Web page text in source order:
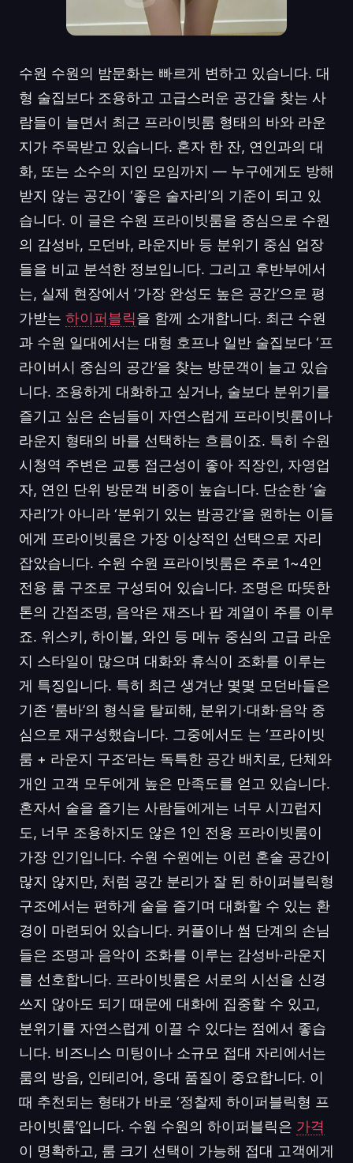
수원 수원의 밤문화는 빠르게 변하고 있습니다. 대
형 술집보다 조용하고 고급스러운 공간을 찾는 사
람들이 늘면서 최근 프라이빗룸 형태의 바와 라운
지가 주목받고 있습니다. 혼자 한 잔, 연인과의 대
화, 또는 소수의 지인 모임까지 — 누구에게도 방해
받지 않는 공간이 ‘좋은 술자리’의 기준이 되고 있
습니다. 이 글은 수원 프라이빗룸을 중심으로 수원
의 감성바, 모던바, 라운지바 등 분위기 중심 업장
들을 비교 분석한 정보입니다. 그리고 후반부에서
는, 실제 현장에서 ‘가장 완성도 높은 공간’으로 평
가받는 하이퍼블릭을 함께 소개합니다. 최근 수원
과 수원 일대에서는 대형 호프나 일반 술집보다 ‘프
라이버시 중심의 공간’을 찾는 방문객이 늘고 있습
니다. 조용하게 대화하고 싶거나, 술보다 분위기를
즐기고 싶은 손님들이 자연스럽게 프라이빗룸이나
라운지 형태의 바를 선택하는 흐름이죠. 특히 수원
시청역 주변은 교통 접근성이 좋아 직장인, 자영업
자, 연인 단위 방문객 비중이 높습니다. 단순한 ‘술
자리’가 아니라 ‘분위기 있는 밤공간’을 원하는 이들
에게 프라이빗룸은 가장 이상적인 선택으로 자리
잡았습니다. 수원 수원 프라이빗룸은 주로 1~4인
전용 룸 구조로 구성되어 있습니다. 조명은 따뜻한
톤의 간접조명, 음악은 재즈나 팝 계열이 주를 이루
죠. 위스키, 하이볼, 와인 등 메뉴 중심의 고급 라운
지 스타일이 많으며 대화와 휴식이 조화를 이루는
게 특징입니다. 특히 최근 생겨난 몇몇 모던바들은
기존 ‘룸바’의 형식을 탈피해, 분위기·대화·음악 중
심으로 재구성했습니다. 그중에서도 는 ‘프라이빗
룸 + 라운지 구조’라는 독특한 공간 배치로, 단체와
개인 고객 모두에게 높은 만족도를 얻고 있습니다.
혼자서 술을 즐기는 사람들에게는 너무 시끄럽지
도, 너무 조용하지도 않은 1인 전용 프라이빗룸이
가장 인기입니다. 수원 수원에는 이런 혼술 공간이
많지 않지만, 처럼 공간 분리가 잘 된 하이퍼블릭형
구조에서는 편하게 술을 즐기며 대화할 수 있는 환
경이 마련되어 있습니다. 커플이나 썸 단계의 손님
들은 조명과 음악이 조화를 이루는 감성바·라운지
를 선호합니다. 프라이빗룸은 서로의 시선을 신경
쓰지 않아도 되기 때문에 대화에 집중할 수 있고,
분위기를 자연스럽게 이끌 수 있다는 점에서 좋습
니다. 비즈니스 미팅이나 소규모 접대 자리에서는
룸의 방음, 인테리어, 응대 품질이 중요합니다. 이
때 추천되는 형태가 바로 ‘정찰제 하이퍼블릭형 프
라이빗룸’입니다. 수원 수원의 하이퍼블릭은 가격
이 명확하고, 룸 크기 선택이 가능해 접대 고객에게